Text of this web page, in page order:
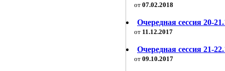
от 07.02.2018
Очередная сессия 20-
от 11.12.2017
Очередная сессия 21-
от 09.10.2017